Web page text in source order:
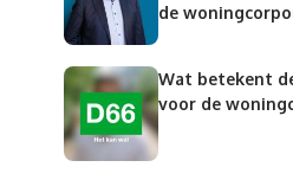
de
Wat betekent
voor de